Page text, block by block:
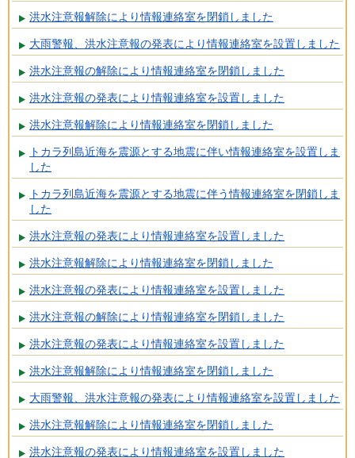
洪水注意報解除により情報連絡室を閉鎖しました
大雨警報、洪水注意報の発表により情報連絡室を設置しました
洪水注意報の解除により情報連絡室を閉鎖しました
洪水注意報の発表により情報連絡室を設置しました
洪水注意報解除により情報連絡室を閉鎖しました
トカラ列島近海を震源とする地震に伴い情報連絡室を設置しま
した
トカラ列島近海を震源とする地震に伴う情報連絡室を閉鎖しま
した
洪水注意報の発表により情報連絡室を設置しました
洪水注意報解除により情報連絡室を閉鎖しました
洪水注意報の発表により情報連絡室を設置しました
洪水注意報の解除により情報連絡室を閉鎖しました
洪水注意報の発表により情報連絡室を設置しました
洪水注意報解除により情報連絡室を閉鎖しました
大雨警報、洪水注意報の発表により情報連絡室を設置しました
洪水注意報解除により情報連絡室を閉鎖しました
洪水注意報の発表により情報連絡室を設置しました